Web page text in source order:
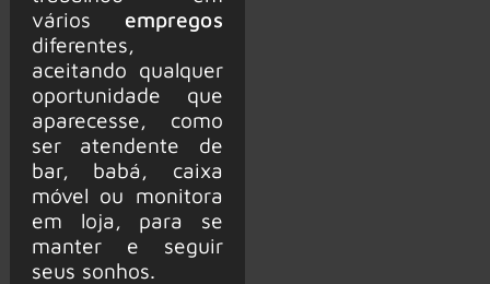
vários empregos
diferentes,
aceitando qualquer
oportunidade que
aparecesse, como
ser atendente de
bar, babá, caixa
móvel ou monitora
em loja, para se
manter e seguir
seus sonhos.